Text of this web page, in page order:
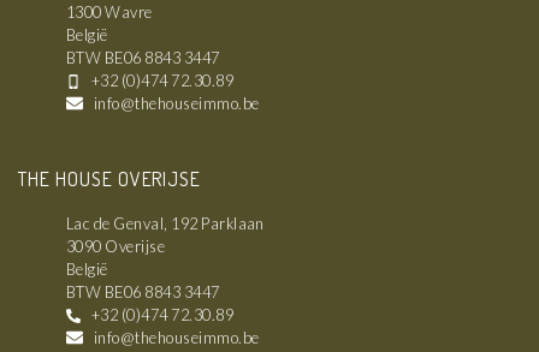
1300 Wavre
België
BTW BE06 8843 3447
+32 (0)474 72.30.89
info@thehouseimmo.be
THE HOUSE OVERIJSE
Lac de Genval, 192 Parklaan
3090 Overijse
België
BTW BE06 8843 3447
+32 (0)474 72.30.89
info@thehouseimmo.be